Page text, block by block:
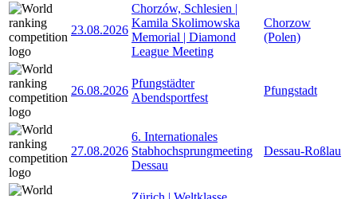
23.08.2026
Chorzów, Schlesien |
Kamila Skolimowska
Memorial | Diamond
League Meeting
Chorzow
(Polen)
26.08.2026
Pfungstädter
Abendsportfest
Pfungstadt
27.08.2026
6. Internationales
Stabhochsprungmeeting
Dessau
Dessau-Roßlau